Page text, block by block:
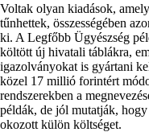
Voltak olyan kiadások,
tűnhettek, összességében
ki. A Legfőbb Ügyészség
költött új hivatali táblákra,
igazolványokat is gyártani
közel 17 millió forintért
rendszerekben a
példák, de jól mutatják, hogy
okozott külön költséget.